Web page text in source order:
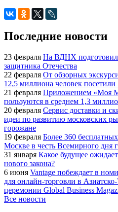
Последние новости
23 февраля На ВДНХ
защитника Отечества
22 февраля От обзорных
12,5 миллиона человек посетили
21 февраля Приложением «Моя
пользуются в среднем 1,3
20 февраля Сервис доставки и
идеи по развитию московских
горожане
19 февраля Более 360
Москве в честь Всемирного дня
31 января Какое будущее
нового закона?
6 июня Vantage побеждает в
для онлайн-торговли в
церемонии Global Business
Все новости